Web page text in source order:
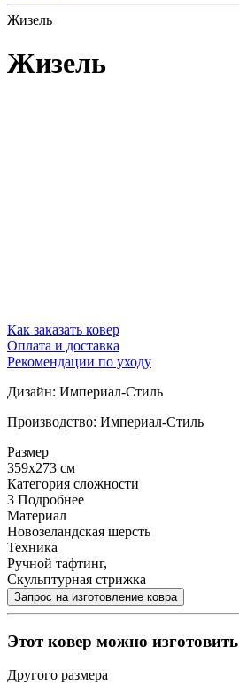
Жизель
Жизель
Как заказать ковер
Оплата и доставка
Рекомендации по уходу
Дизайн: Империал-Стиль
Производство: Империал-Стиль
Размер
359x273 см
Категория сложности
3 Подробнее
Материал
Новозеландская шерсть
Техника
Ручной тафтинг,
Скульптурная стрижка
Этот ковер можно изготовить
Другого размера